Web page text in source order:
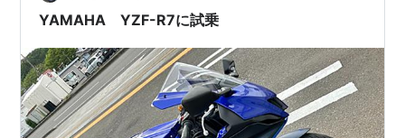
https://www.autoby.jp/_ct/17666974 …
YAMAHA YZF-R7に試乗